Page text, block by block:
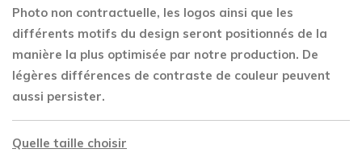
Photo non contractuelle, les logos ainsi que les
différents motifs du design seront positionnés de la
manière la plus optimisée par notre production. De
légères différences de contraste de couleur peuvent
aussi persister.
Quelle taille choisir